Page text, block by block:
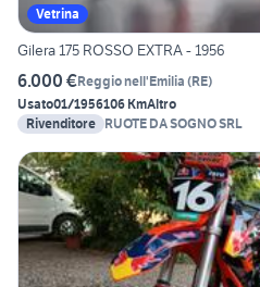
Vetrina
Gilera 175 ROSSO EXTRA - 1956
6.000 €Reggio nell'Emilia (RE)
Usato01/1956106 KmAltro
Rivenditore RUOTE DA SOGNO SRL